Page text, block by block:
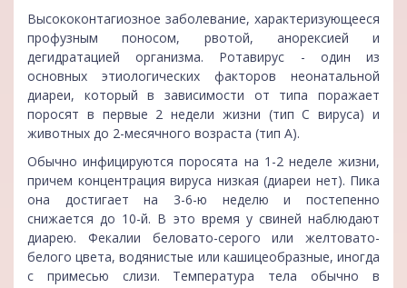
Высококонтагиозное заболевание, характеризующееся
профузным поносом, рвотой, анорексией и
дегидратацией организма. Ротавирус - один из
основных этиологических факторов неонатальной
диареи, который в зависимости от типа поражает
поросят в первые 2 недели жизни (тип С вируса) и
животных до 2-месячного возраста (тип А).
Обычно инфицируются поросята на 1-2 неделе жизни,
причем концентрация вируса низкая (диареи нет). Пика
она достигает на 3-6-ю неделю и постепенно
снижается до 10-й. В это время у свиней наблюдают
диарею. Фекалии беловато-серого или желтовато-
белого цвета, водянистые или кашицеобразные, иногда
с примесью слизи. Температура тела обычно в